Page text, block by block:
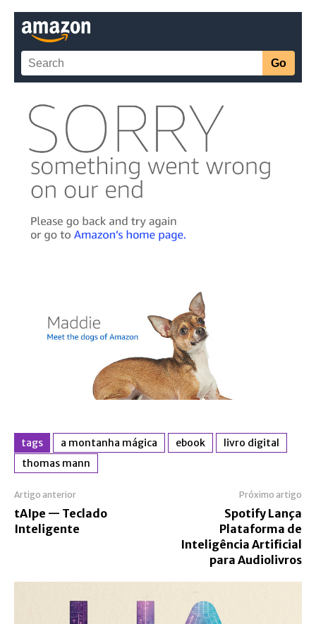
tags a montanha mágica ebook
livro digital
thomas mann
Artigo anterior
tAIpe — Teclado
Inteligente
Próximo artigo
Spotify Lança
Plataforma de
Inteligência Artificial
para Audiolivros